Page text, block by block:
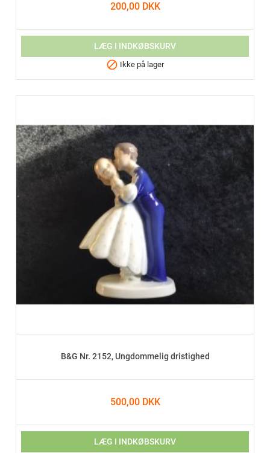
200,00 DKK
LÆG I INDKØBSKURV
 Ikke på lager
B&G Nr. 2152, Ungdommelig dristighed
500,00 DKK
LÆG I INDKØBSKURV